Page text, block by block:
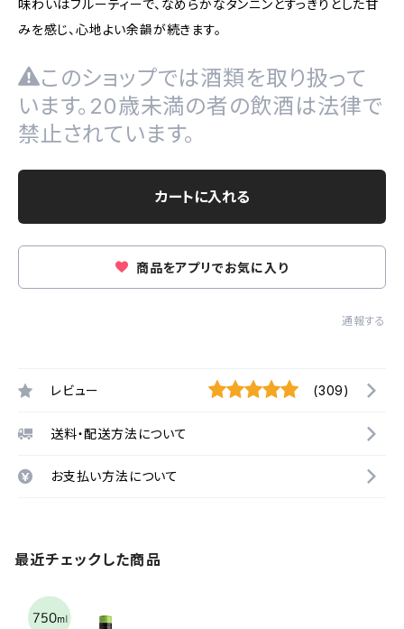
味わいはフルーティーで、なめらかなタンニンとすっきりとした甘
みを感じ、心地よい余韻が続きます。
このショップでは酒類を取り扱って
います。20歳未満の者の飲酒は法律で
禁止されています。
カートに入れる
商品をアプリでお気に入り
通報する
レビュー (309)
送料・配送方法について
お支払い方法について
最近チェックした商品